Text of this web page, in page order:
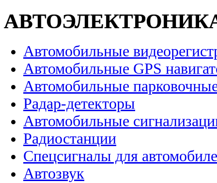
Автомобильные
Автомобильные GPS
Автомобильные
Радар-детекторы
Автомобильные
Радиостанции
Спецсигналы для
Автозвук